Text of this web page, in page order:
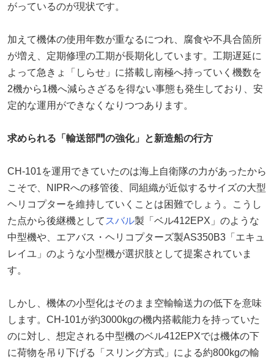
がっているのが現状です。
加えて機体の使用年数が重なるにつれ、腐食や不具合箇所
が増え、定期修理の工期が長期化しています。工期遅延に
よって急きょ「しらせ」に搭載し南極へ持っていく機数を
2機から1機へ減らさざるを得ない事態も発生しており、安
定的な運用ができなくなりつつあります。
求められる「輸送部門の強化」と新造船の行方
CH-101を運用できていたのは海上自衛隊の力があったから
こそで、NIPRへの移管後、同組織が近似するサイズの大型
ヘリコプターを維持していくことは困難でしょう。こうし
た点から後継機として スバル製「ベル412EPX」のような
中型機や、エアバス・ヘリコプターズ製AS350B3「エキュ
レイユ」のような小型機が選択肢として提案されていま
す。
しかし、機体の小型化はそのまま空輸輸送力の低下を意味
します。CH-101が約3000kgの機内搭載能力を持っていた
のに対し、想定される中型機のベル412EPXでは機体の下
に荷物を吊り下げる「スリング方式」による約800kgの輸